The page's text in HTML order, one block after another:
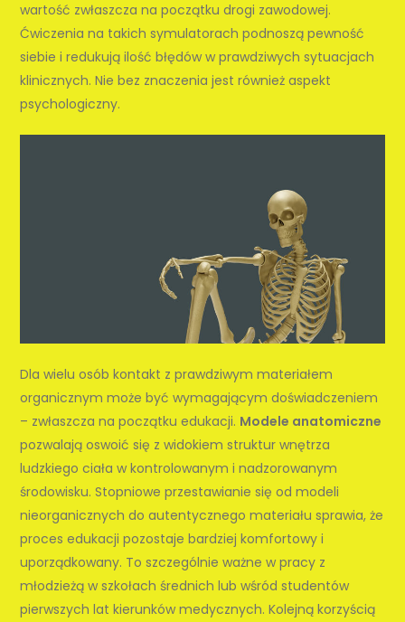
wartość zwłaszcza na początku drogi zawodowej.
Ćwiczenia na takich symulatorach podnoszą pewność
siebie i redukują ilość błędów w prawdziwych sytuacjach
klinicznych. Nie bez znaczenia jest również aspekt
psychologiczny.
Dla wielu osób kontakt z prawdziwym materiałem
organicz­nym może być wymagającym doświadczeniem
– zwłaszcza na początku edukacji. Modele anatomiczne
pozwalają oswoić się z widokiem struktur wnętrza
ludzkiego ciała w kontrolowanym i nadzorowanym
środowisku. Stopniowe przestawianie się od modeli
nieorganicznych do autentycznego materiału sprawia, że
proces edukacji pozostaje bardziej komfortowy i
uporządkowany. To szczególnie ważne w pracy z
młodzieżą w szkołach średnich lub wśród studentów
pierwszych lat kierunków medycznych. Kolejną korzyścią